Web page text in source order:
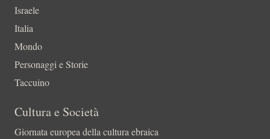
Israele
Italia
Mondo
Personaggi e Storie
Taccuino
Cultura e Società
Giornata europea della cultura ebraica